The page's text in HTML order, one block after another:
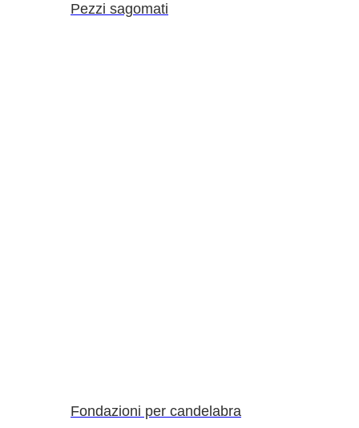
Pezzi sagomati
Fondazioni per candelabra